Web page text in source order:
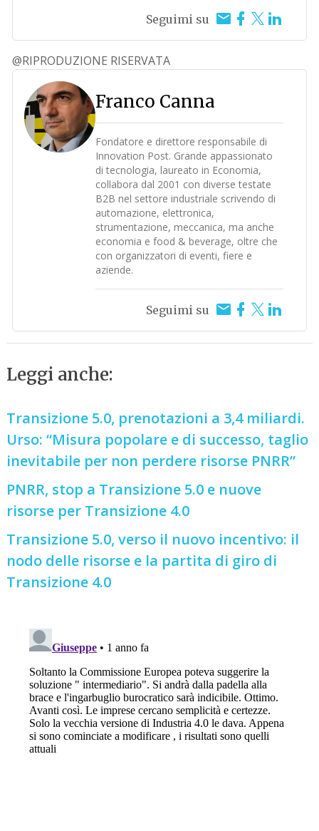
Seguimi su
@RIPRODUZIONE RISERVATA
Franco Canna
Fondatore e direttore responsabile di
Innovation Post. Grande appassionato
di tecnologia, laureato in Economia,
collabora dal 2001 con diverse testate
B2B nel settore industriale scrivendo di
automazione, elettronica,
strumentazione, meccanica, ma anche
economia e food & beverage, oltre che
con organizzatori di eventi, fiere e
aziende.
Seguimi su
Leggi anche:
Transizione 5.0, prenotazioni a 3,4 miliardi.
Urso: “Misura popolare e di successo, taglio
inevitabile per non perdere risorse PNRR”
PNRR, stop a Transizione 5.0 e nuove
risorse per Transizione 4.0
Transizione 5.0, verso il nuovo incentivo: il
nodo delle risorse e la partita di giro di
Transizione 4.0